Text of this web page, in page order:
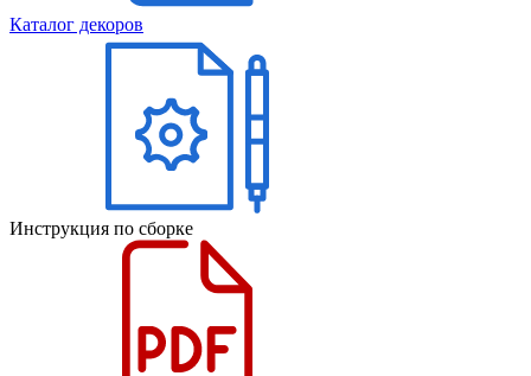
Каталог декоров
Инструкция по сборке